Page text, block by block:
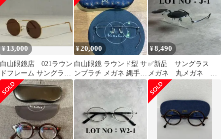
¥13,000
白山眼鏡店 021ラウン
ドフレーム サングラス
ゴールド ブラウンレン
ズ
¥20,000
白山眼鏡 ラウンド型 サ
ンプラチ メガネ 縄手
ボストンタイプ
¥8,490
✅新品 サングラス
メガネ 丸メガネ ラ
ウンド 跳ね上げ式
フリップアップ J1